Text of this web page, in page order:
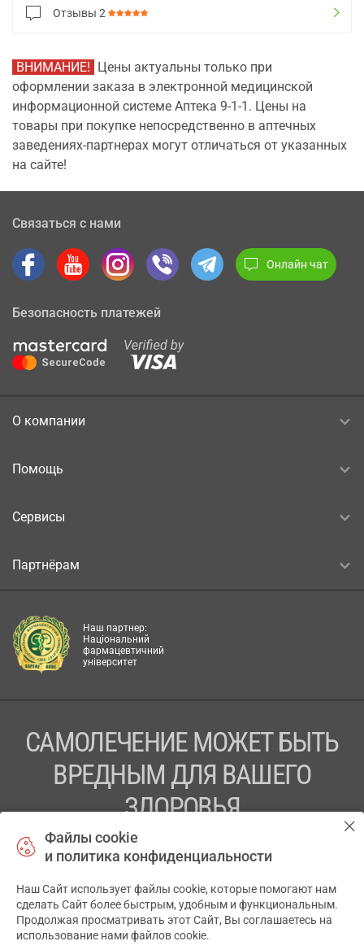
Отзывы 2
ВНИМАНИЕ! Цены актуальны только при
оформлении заказа в электронной медицинской
информационной системе Аптека 9-1-1. Цены на
товары при покупке непосредственно в аптечных
заведениях-партнерах могут отличаться от указанных
на сайте!
Связаться с нами
Онлайн чат
Безопасность платежей
О компании
Помощь
Сервисы
Партнёрам
Наш партнер:
Національний
фармацевтичний
університет
САМОЛЕЧЕНИЕ МОЖЕТ БЫТЬ
ВРЕДНЫМ ДЛЯ ВАШЕГО
ЗДОРОВЬЯ
ПЕРЕД ПРИМЕНЕНИЕМ ПРЕПАРАТА
ПРОКОНСУЛЬТИРУЙТЕСЬ С ВРАЧОМ
ТОВ «АПТЕКА 911.ЮА» Код ЄДРПОУ 43631965.
Отказ от ответственности
Файлы cookie
и политика конфиденциальности
Наш Сайт использует файлы cookie, которые помогают нам
сделать Сайт более быстрым, удобным и функциональным.
Продолжая просматривать этот Сайт, Вы соглашаетесь на
использование нами файлов cookie.
✕